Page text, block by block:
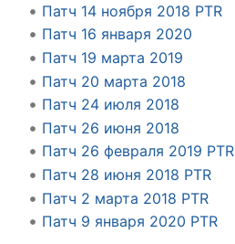
Патч 14 ноября 2018 PTR
Патч 16 января 2020
Патч 19 марта 2019
Патч 20 марта 2018
Патч 24 июля 2018
Патч 26 июня 2018
Патч 26 февраля 2019 PTR
Патч 28 июня 2018 PTR
Патч 2 марта 2018 PTR
Патч 9 января 2020 PTR